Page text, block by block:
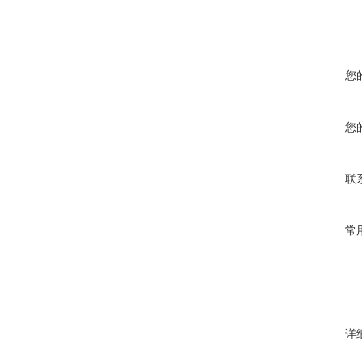
您
您
联
常
详